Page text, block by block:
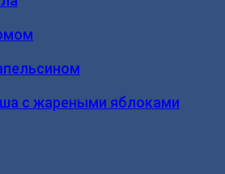
с жареными яблоками